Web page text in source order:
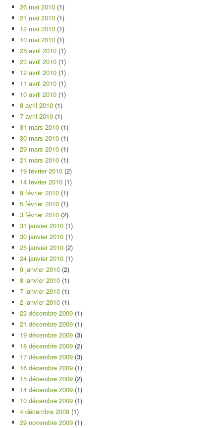
26 mai 2010 (1)
21 mai 2010 (1)
12 mai 2010 (1)
10 mai 2010 (1)
25 avril 2010 (1)
23 avril 2010 (1)
12 avril 2010 (1)
11 avril 2010 (1)
10 avril 2010 (1)
8 avril 2010 (1)
7 avril 2010 (1)
31 mars 2010 (1)
30 mars 2010 (1)
29 mars 2010 (1)
21 mars 2010 (1)
19 février 2010 (2)
14 février 2010 (1)
9 février 2010 (1)
5 février 2010 (1)
3 février 2010 (2)
31 janvier 2010 (1)
30 janvier 2010 (1)
25 janvier 2010 (2)
24 janvier 2010 (1)
9 janvier 2010 (2)
8 janvier 2010 (1)
7 janvier 2010 (1)
2 janvier 2010 (1)
23 décembre 2009 (1)
21 décembre 2009 (1)
19 décembre 2009 (3)
18 décembre 2009 (2)
17 décembre 2009 (3)
16 décembre 2009 (1)
15 décembre 2009 (2)
14 décembre 2009 (1)
10 décembre 2009 (1)
4 décembre 2009 (1)
29 novembre 2009 (1)